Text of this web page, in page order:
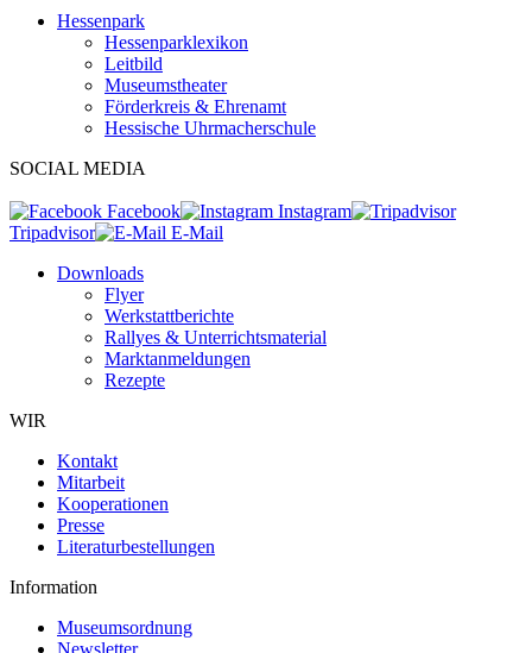
Hessenpark
Hessenparklexikon
Leitbild
Museumstheater
Förderkreis & Ehrenamt
Hessische Uhrmacherschule
SOCIAL MEDIA
Facebook
Instagram
Tripadvisor
E-Mail
Downloads
Flyer
Werkstattberichte
Rallyes & Unterrichtsmaterial
Marktanmeldungen
Rezepte
WIR
Kontakt
Mitarbeit
Kooperationen
Presse
Literaturbestellungen
Information
Museumsordnung